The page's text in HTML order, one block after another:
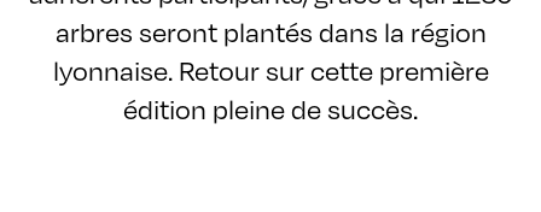
arbres seront plantés dans la région
lyonnaise. Retour sur cette première
édition pleine de succès.